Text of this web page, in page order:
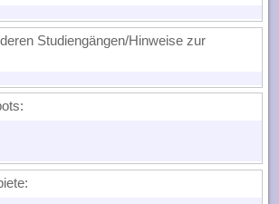
Studiengängen/Hinweise zur